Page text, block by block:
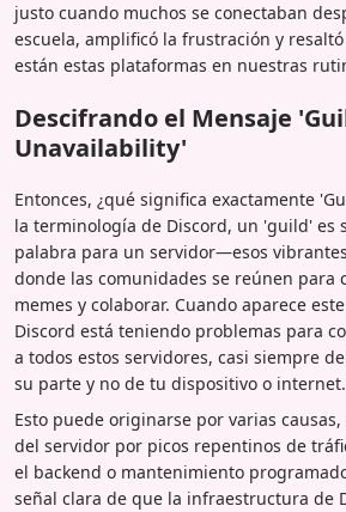
justo cuando muchos se conectaban
escuela, amplificó la frustración y
están estas plataformas en nuestras
Descifrando el Mensaje
Unavailability'
Entonces, ¿qué significa exactamente
la terminología de Discord, un 'guild' es
palabra para un servidor—esos
donde las comunidades se reúnen para
memes y colaborar. Cuando aparece
Discord está teniendo problemas para
a todos estos servidores, casi siempre
su parte y no de tu dispositivo o internet.
Esto puede originarse por varias
del servidor por picos repentinos de
el backend o mantenimiento
señal clara de que la infraestructura de